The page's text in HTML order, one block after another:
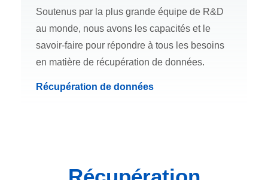
Soutenus par la plus grande équipe de R&D
au monde, nous avons les capacités et le
savoir-faire pour répondre à tous les besoins
en matière de récupération de données.
Récupération de données